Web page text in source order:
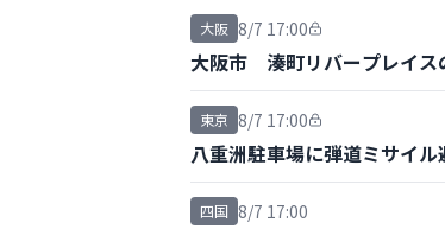
大阪 8/7 17:00
大阪市 湊町リバープレイス
東京 8/7 17:00
八重洲駐車場に弾道ミサイ
四国 8/7 17:00